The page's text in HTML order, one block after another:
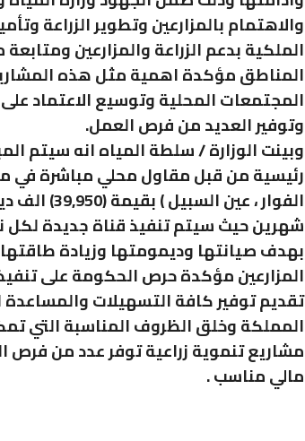
والاهتمام بالمزارعين وتطوير الزراعة
الملكية بدعم الزراعة والمزارعين
المناطق مؤكدة اهمية مثل هذه
المجتمعات المحلية وتوسيع الاعتماد
وتوفير العديد من فرص العمل.
رئيسية من قبل مقاول محلي مباشرة في
الفوار ، عين
شهرين حيث سيتم تنفيذ قناة جديدة لكل
بهدف صيانتها وديمومتها وزيادة طاقتها
المزارعين مؤكدة حرص الحكومة على
تقديم توفير كافة التسهيلات
المملكة وخلق الظروف المناسبة التي
مشاريع تنموية زراعية توفر عدد من
مالي مناسب .